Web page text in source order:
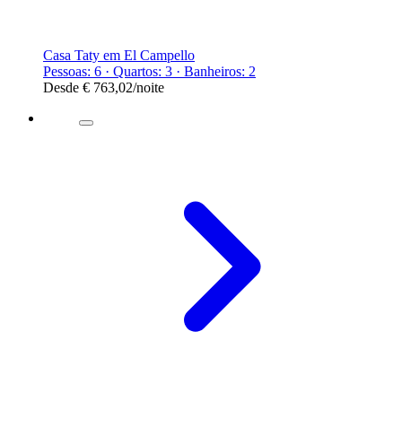
Casa Taty em El Campello
Pessoas: 6 · Quartos: 3 · Banheiros: 2
Desde € 763,02/noite